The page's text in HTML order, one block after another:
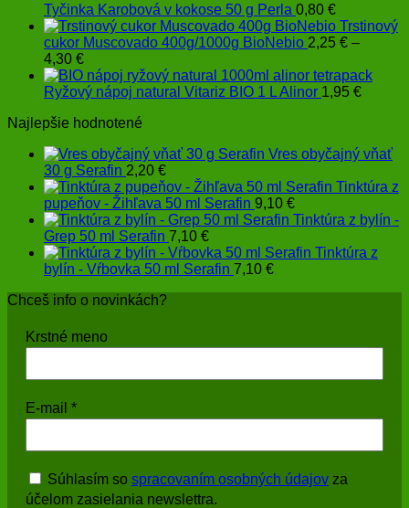
Tyčinka Karobová v kokose 50 g Perla 0,80 €
Trstinový
cukor Muscovado 400g/1000g BioNebio 2,25 € –
4,30 €Price
range:
2,25 €
4,30 €
Ryžový nápoj natural Vitariz BIO 1 L Alinor 1,95 €
Najlepšie hodnotené
Vres obyčajný vňať
30 g Serafin 2,20 €
Tinktúra z
pupeňov - Žihľava 50 ml Serafin 9,10 €
Tinktúra z bylín -
Grep 50 ml Serafin 7,10 €
Tinktúra z
bylín - Vŕbovka 50 ml Serafin 7,10 €
Chceš info o novinkách?
Krstné meno
E-mail *
Súhlasím so spracovaním osobných údajov za
účelom zasielania newslettra.